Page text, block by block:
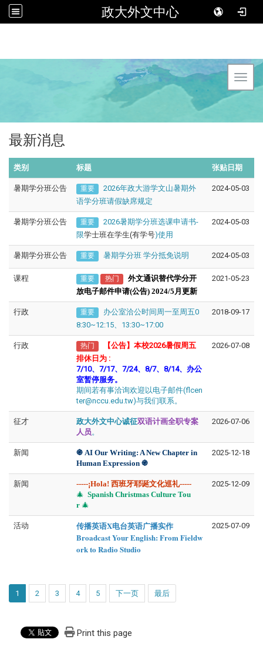
政大外文中心
最新消息
类别 标题 张贴日期
暑期学分班公告 重要
2026年政大游学文山暑期外
语学分班请假缺席规定
2024-05-03
暑期学分班公告 重要
2026暑期学分班选课申请书-
限学士班在学生(有学号)使用
2024-05-03
暑期学分班公告 重要 暑期学分班 学分抵免说明 2024-05-03
课程 重要 热门
外文通识替代学分开
放电子邮件申请(公告) 2024/5月更新
2021-05-23
行政 重要
办公室洽公时间周一至周五0
8:30~12:15、13:30~17:00
2018-09-17
行政 热门
【公告】本校2026暑假周五
排休日为 :
7/10、7/17、7/24、8/7、8/14、办公
室暂停服务。
期间若有事洽询欢迎以电子邮件(flcen
ter@nccu.edu.tw)与我们联系。
2026-07-08
征才 政大外文中心诚征双语计画全职专案
人员。
2026-07-06
新闻 ֍​​​​ AI Our Writing: A New Chapter in
Human Expression ֍
2025-12-18
新闻 -----¡Hola! 西班牙耶诞文化巡礼-----
🎄 Spanish Christmas Culture Tou
r 🎄
2025-12-09
活动
传播英语X电台英语广播实作
Broadcast Your English: From Fieldw
ork to Radio Studio
2025-07-09
1 2 3 4 5 下一页 最后
Print this page